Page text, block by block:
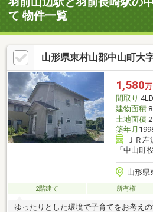
て 物件一覧
山形県東村山郡中山町大
1,580
間取り
建物面積
土地面積
築年月
ＪＲ
「中山町
山形県
2階建て 所有権
ゆったりとした環境で子育てをお考え